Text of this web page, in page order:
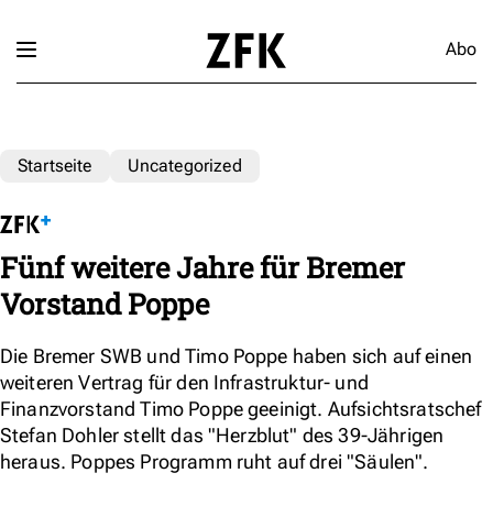
Abo
Startseite Uncategorized
Fünf weitere Jahre für Bremer
Vorstand Poppe
Die Bremer SWB und Timo Poppe haben sich auf einen
weiteren Vertrag für den Infrastruktur- und
Finanzvorstand Timo Poppe geeinigt. Aufsichtsratschef
Stefan Dohler stellt das "Herzblut" des 39-Jährigen
heraus. Poppes Programm ruht auf drei "Säulen".